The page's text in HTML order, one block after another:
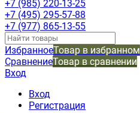
+7 (985) 220-13-25
+7 (495) 295-57-88
+7 (977) 865-13-55
ИзбранноеТовар в избранном
СравнениеТовар в сравнении
Вход
Вход
Регистрация